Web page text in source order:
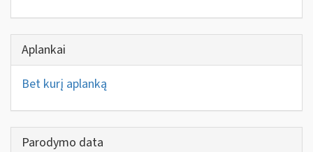
Aplankai
Bet kurį aplanką
Parodymo data